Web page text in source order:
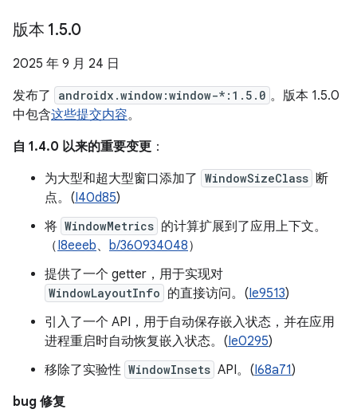
版本 1.5.0
2025 年 9 月 24 日
发布了
androidx.window:window-*:1.5.0 。版本 1.5.0
中包含这些提交内容。
自 1.4.0 以来的重要变更 ：
为大型和超大型窗口添加了 WindowSizeClass 断
点。(I40d85)
将 WindowMetrics 的计算扩展到了应用上下文。
（I8eeeb、 b/360934048）
提供了一个 getter，用于实现对
WindowLayoutInfo 的直接访问。(Ie9513)
引入了一个 API，用于自动保存嵌入状态，并在应用
进程重启时自动恢复嵌入状态。(Ie0295)
移除了实验性 WindowInsets API。(I68a71)
bug 修复